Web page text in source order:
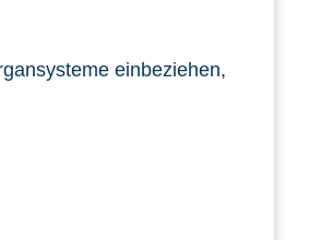
einbeziehen,